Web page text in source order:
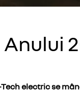
electric se